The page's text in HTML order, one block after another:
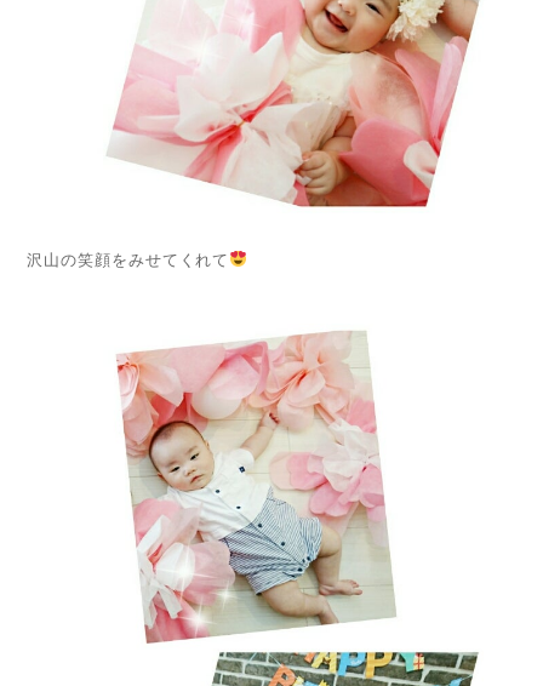
沢山の笑顔をみせてくれて